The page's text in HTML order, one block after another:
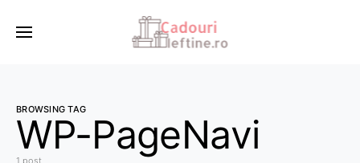
BROWSING TAG
WP-PageNavi
1 post